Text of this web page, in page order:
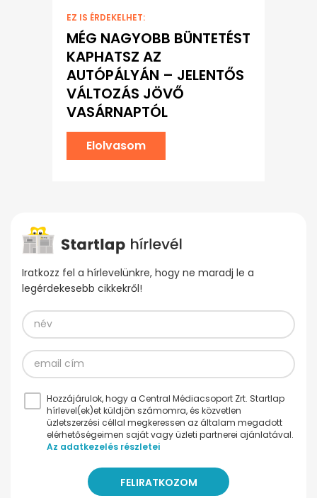
EZ IS ÉRDEKELHET:
MÉG NAGYOBB BÜNTETÉST
KAPHATSZ AZ
AUTÓPÁLYÁN – JELENTŐS
VÁLTOZÁS JÖVŐ
VASÁRNAPTÓL
Elolvasom
Iratkozz fel a hírlevelünkre, hogy ne maradj le a
legérdekesebb cikkekről!
Hozzájárulok, hogy a Central Médiacsoport Zrt. Startlap
hírlevel(ek)et küldjön számomra, és közvetlen
üzletszerzési céllal megkeressen az általam megadott
elérhetőségeimen saját vagy üzleti partnerei ajánlatával.
Az adatkezelés részletei